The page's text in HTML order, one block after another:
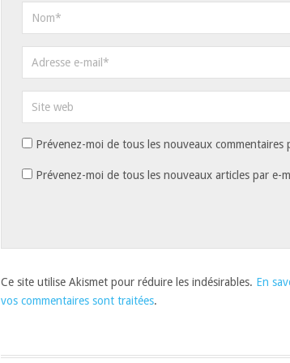
Prévenez-moi de tous les nouveaux commentaires
Prévenez-moi de tous les nouveaux articles par e-
Ce site utilise Akismet pour réduire les indésirables. En
vos commentaires sont traitées.